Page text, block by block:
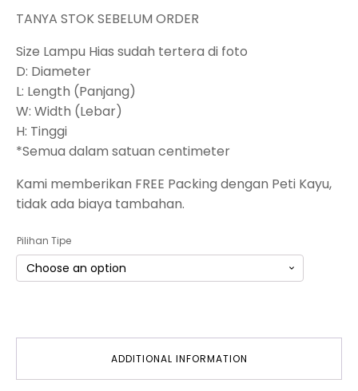
TANYA STOK SEBELUM ORDER
Size Lampu Hias sudah tertera di foto
D: Diameter
L: Length (Panjang)
W: Width (Lebar)
H: Tinggi
*Semua dalam satuan centimeter
Kami memberikan FREE Packing dengan Peti Kayu,
tidak ada biaya tambahan.
Pilihan Tipe
ADDITIONAL INFORMATION